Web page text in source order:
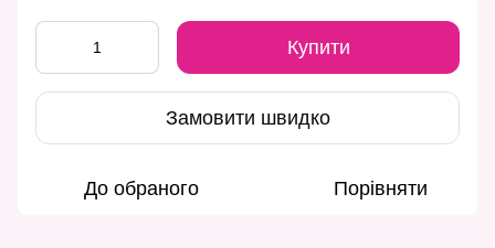
Купити
Замовити швидко
До обраного Порівняти